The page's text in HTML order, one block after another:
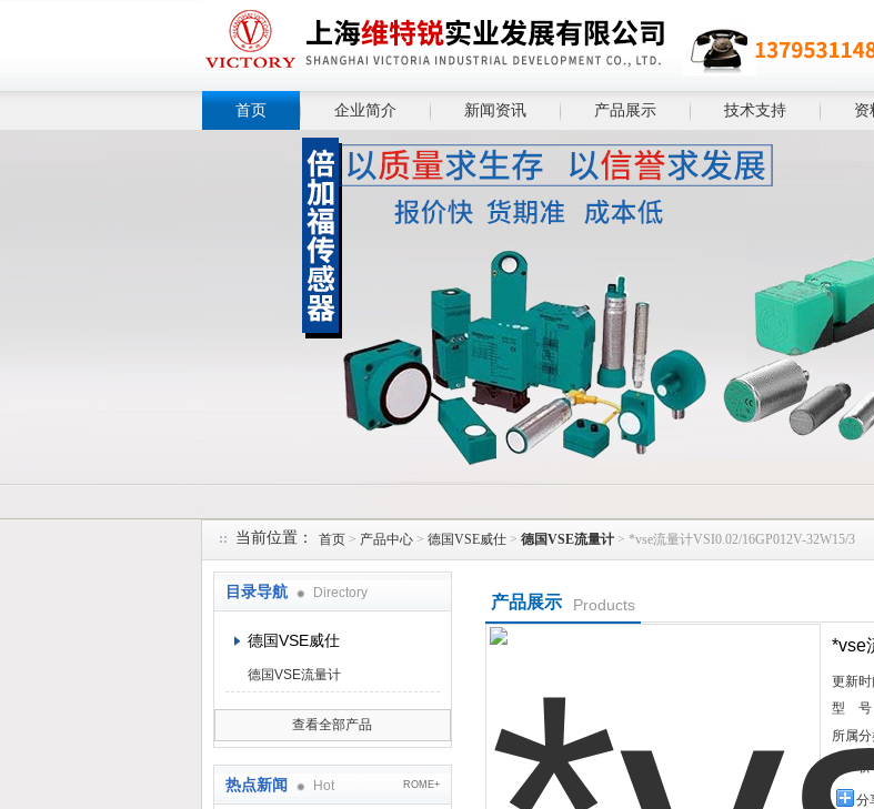
首页 企业简介 新闻资讯 产品展示 技术支持 资
当前位置： 首页 > 产品中心 > 德国VSE威仕 > 德国VSE流量计 > *vse流量计VSI0.02/16GP012V-32W15/3
目录导航 Directory
德国VSE威仕
德国VSE流量计
查看全部产品
热点新闻 Hot ROME+
产品展示 Products
*vse
更新时
型 号
所属分
报 价
分